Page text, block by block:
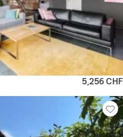
5,256 CHF